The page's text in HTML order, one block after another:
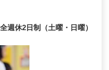
休2日制（土曜・日曜）